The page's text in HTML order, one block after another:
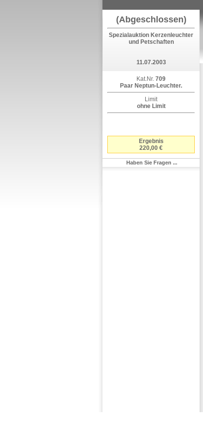
(Abgeschlossen)
Spezialauktion Kerzenleuchter
und Petschaften
11.07.2003
Kat.Nr. 709
Paar Neptun-Leuchter.
Limit
ohne Limit
Ergebnis
220,00 €
Haben Sie Fragen ...